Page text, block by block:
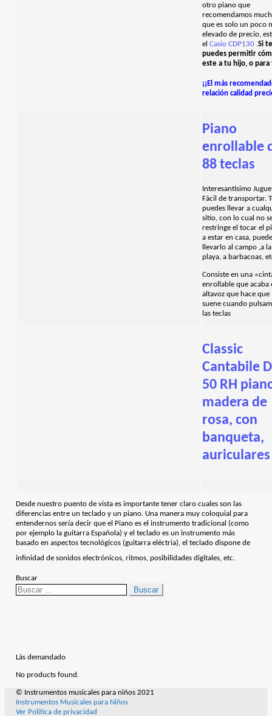
otro piano que
recomendamos
que es solo un poco
elevado de precio,
elCasio CDP130 .Si
puedes permitir
este a tu hijo, o para
¡¡El más
relación calidad
Piano
enrollable
88 teclas
Interesantísimo
Fácil de transportar.
puedes llevar a
sitio, con lo cual no
restringe el tocar el
a estar en casa,
llevarlo al campo ,a la
playa, a barbacoas,
Consiste en una
enrollable que acaba
altavoz que hace que
suene cuando
las teclas
Classic
Cantabile
50 RH
madera de
rosa, con
banqueta,
auriculares
Desde nuestro puento de vista es importante tener claro cuales son las
diferencias entre un teclado y un piano. Una manera muy coloquial para
entendernos sería decir que el Piano es el instrumento tradicional (como
por ejemplo la guitarra Española) y el teclado es un instrumento más
basado en aspectos tecnológicos (guitarra eléctria), el teclado dispone de
infinidad de sonidos electrónicos, ritmos, posibilidades digitales, etc.
Buscar
Buscar:
Lás demandado
No products found.
© Instrumentos musicales para niños 2021
Instrumentos Musicales para Niños
Ver Política de privacidad